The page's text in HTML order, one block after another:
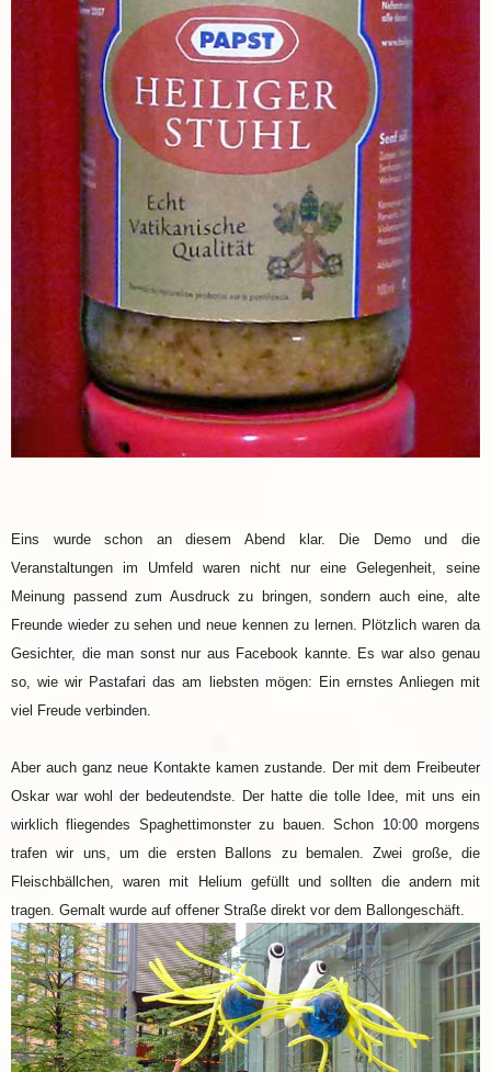
Eins wurde schon an diesem Abend klar. Die Demo und die
Veranstaltungen im Umfeld waren nicht nur eine Gelegenheit, seine
Meinung passend zum Ausdruck zu bringen, sondern auch eine, alte
Freunde wieder zu sehen und neue kennen zu lernen. Plötzlich waren da
Gesichter, die man sonst nur aus Facebook kannte. Es war also genau
so, wie wir Pastafari das am liebsten mögen: Ein ernstes Anliegen mit
viel Freude verbinden.
Aber auch ganz neue Kontakte kamen zustande. Der mit dem Freibeuter
Oskar war wohl der bedeutendste. Der hatte die tolle Idee, mit uns ein
wirklich fliegendes Spaghettimonster zu bauen. Schon 10:00 morgens
trafen wir uns, um die ersten Ballons zu bemalen. Zwei große, die
Fleischbällchen, waren mit Helium gefüllt und sollten die andern mit
tragen. Gemalt wurde auf offener Straße direkt vor dem Ballongeschäft.